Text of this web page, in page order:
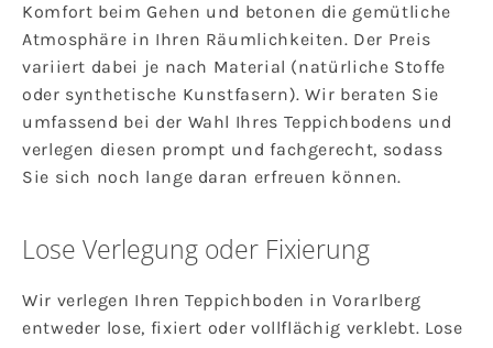
Komfort beim Gehen und betonen die gemütliche
Atmosphäre in Ihren Räumlichkeiten. Der Preis
variiert dabei je nach Material (natürliche Stoffe
oder synthetische Kunstfasern). Wir beraten Sie
umfassend bei der Wahl Ihres Teppichbodens und
verlegen diesen prompt und fachgerecht, sodass
Sie sich noch lange daran erfreuen können.
Lose Verlegung oder Fixierung
Wir verlegen Ihren Teppichboden in Vorarlberg
entweder lose, fixiert oder vollflächig verklebt. Lose